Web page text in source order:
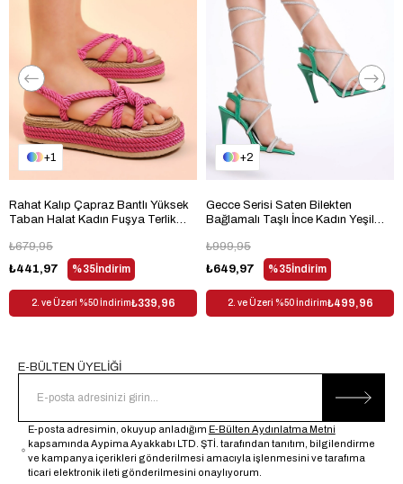
Menşei
1
Rahat Kalıp Çapraz Bantlı Yüksek
Taban Halat Kadın Fuşya Terlik
%35İndirim
₺441,97
₺679,95
2. ve Üzeri %50 İndirim₺339,96
2
Gecce Serisi Saten Bilekten
Bağlamalı Taşlı İnce Kadın Yeşil
TBGECCEMDNZ991
%35İndirim
₺649,97
₺999,95
2. ve Üzeri %50 İndirim₺499,96
E-BÜLTEN ÜYELİĞİ
E-posta adresimin, okuyup anladığım E-Bülten Aydınlatma Metni
kapsamında Aypima Ayakkabı LTD. ŞTİ. tarafından tanıtım, bilgilendirme
ve kampanya içerikleri gönderilmesi amacıyla işlenmesini ve tarafıma
ticari elektronik ileti gönderilmesini onaylıyorum.